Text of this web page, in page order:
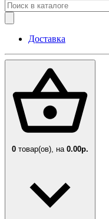
Доставка
0 товар(ов), на 0.00р.